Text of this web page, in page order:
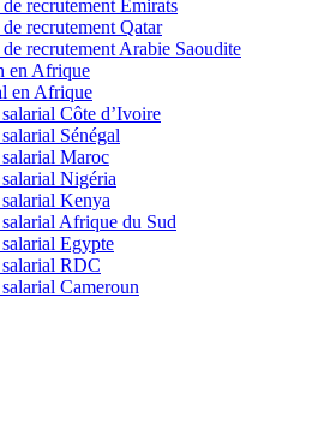
recrutement Emirats
recrutement Qatar
recrutement Arabie Saoudite
en Afrique
en Afrique
Côte d’Ivoire
Sénégal
Maroc
Nigéria
Kenya
Afrique du Sud
Egypte
RDC
Cameroun